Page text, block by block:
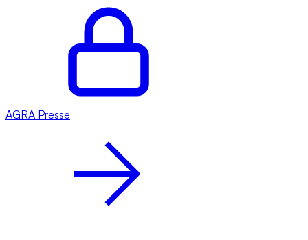
AGRA Presse